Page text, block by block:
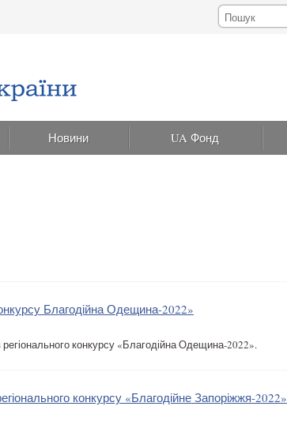
Новини UA Фонд
Благодійна Одещина-2022»
конкурсу «Благодійна Одещина-2022».
конкурсу «Благодійне Запоріжжя-2022»